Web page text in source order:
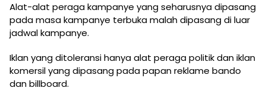
Alat-alat peraga kampanye yang seharusnya dipasang
pada masa kampanye terbuka malah dipasang di luar
jadwal kampanye.
Iklan yang ditoleransi hanya alat peraga politik dan iklan
komersil yang dipasang pada papan reklame bando
dan billboard.